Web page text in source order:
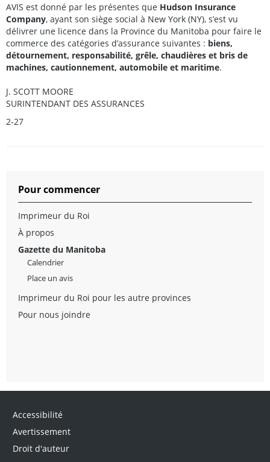
AVIS est donné par les présentes que Hudson Insurance
Company, ayant son siège social à New York (NY), s’est vu
délivrer une licence dans la Province du Manitoba pour faire le
commerce des catégories d’assurance suivantes : biens,
détournement, responsabilité, grêle, chaudières et bris de
machines, cautionnement, automobile et maritime.
J. SCOTT MOORE
SURINTENDANT DES ASSURANCES
2-27
Pour commencer
Imprimeur du Roi
À propos
Gazette du Manitoba
Calendrier
Place un avis
Imprimeur du Roi pour les autre provinces
Pour nous joindre
Accessibilité
Avertissement
Droit d'auteur